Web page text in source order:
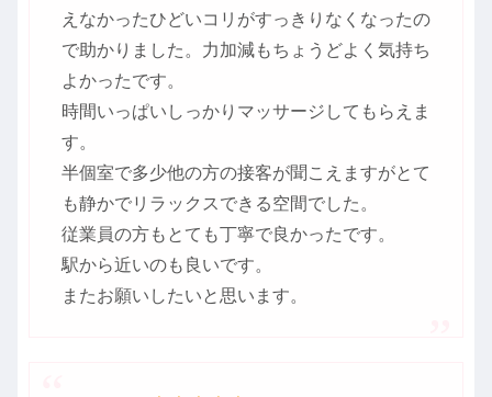
えなかったひどいコリがすっきりなくなったの
で助かりました。力加減もちょうどよく気持ち
よかったです。
時間いっぱいしっかりマッサージしてもらえま
す。
半個室で多少他の方の接客が聞こえますがとて
も静かでリラックスできる空間でした。
従業員の方もとても丁寧で良かったです。
駅から近いのも良いです。
またお願いしたいと思います。